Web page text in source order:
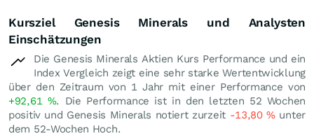
Kursziel Genesis Minerals und Analysten
Einschätzungen
Die Genesis Minerals Aktien Kurs Performance und ein
Index Vergleich zeigt eine sehr starke Wertentwicklung
über den Zeitraum von 1 Jahr mit einer Performance von
+92,61 %. Die Performance ist in den letzten 52 Wochen
positiv und Genesis Minerals notiert zurzeit -13,80%unter
dem 52-Wochen Hoch.